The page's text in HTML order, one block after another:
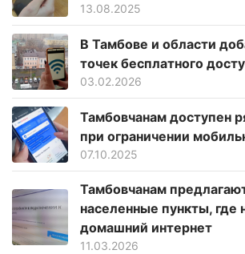
13.08.2025
В Тамбове и области
точек бесплатного
03.02.2026
Тамбовчанам доступен
при ограничении
07.10.2025
Тамбовчанам
населенные пункты, где
домашний интернет
11.03.2026